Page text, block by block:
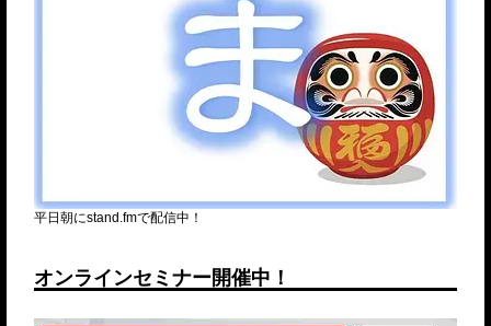
平日朝にstand.fmで配信中！
オンラインセミナー開催中！